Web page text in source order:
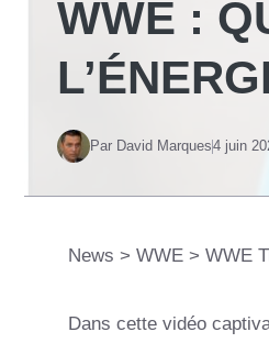
WWE :
Par David Marques4 juin
News > WWE > WWE
Dans cette vidéo